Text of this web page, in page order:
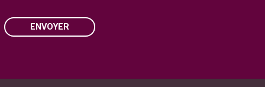
ENVOYER